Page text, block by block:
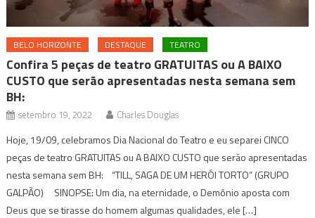
BELO HORIZONTE DESTAQUE TEATRO
Confira 5 peças de teatro GRATUITAS ou A BAIXO
CUSTO que serão apresentadas nesta semana sem
BH:
setembro 19, 2022 Charles Douglas
Hoje, 19/09, celebramos Dia Nacional do Teatro e eu separei CINCO
peças de teatro GRATUITAS ou A BAIXO CUSTO que serão apresentadas
nesta semana sem BH: “TILL, SAGA DE UM HERÓI TORTO” (GRUPO
GALPÃO) SINOPSE: Um dia, na eternidade, o Demônio aposta com
Deus que se tirasse do homem algumas qualidades, ele […]